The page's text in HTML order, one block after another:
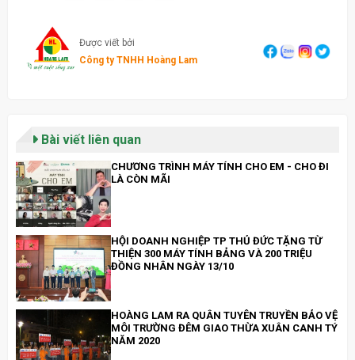
Được viết bởi
Công ty TNHH Hoàng Lam
Bài viết liên quan
CHƯƠNG TRÌNH MÁY TÍNH CHO EM - CHO ĐI
LÀ CÒN MÃI
HỘI DOANH NGHIỆP TP THỦ ĐỨC TẶNG TỪ
THIỆN 300 MÁY TÍNH BẢNG VÀ 200 TRIỆU
ĐỒNG NHÂN NGÀY 13/10
HOÀNG LAM RA QUÂN TUYÊN TRUYỀN BẢO VỆ
MÔI TRƯỜNG ĐÊM GIAO THỪA XUÂN CANH TÝ
NĂM 2020